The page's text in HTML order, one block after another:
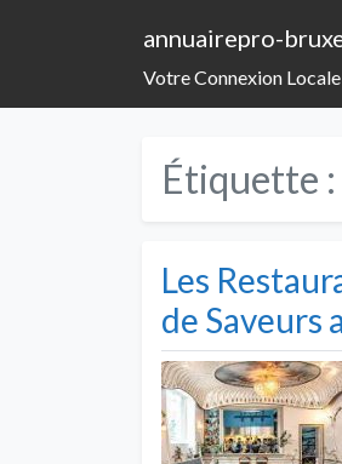
annuairepro-
Votre Connexion
Étiquette :
Les
de Saveurs